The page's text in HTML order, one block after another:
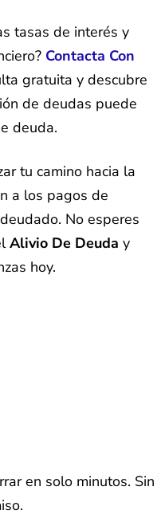
tasas de interés y
Contacta Con
gratuita y descubre
de deudas puede
deuda.
tu camino hacia la
a los pagos de
No esperes
Alivio De Deuda y
hoy.
en solo minutos. Sin